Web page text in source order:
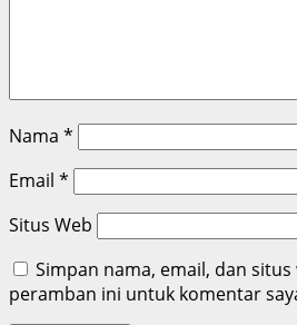
Nama *
Email *
Situs Web
Simpan nama, email, dan situs
peramban ini untuk komentar